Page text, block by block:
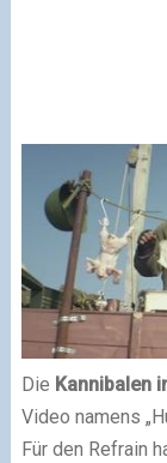
Die Kannibalen
Video namens
Für den Refrain